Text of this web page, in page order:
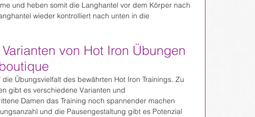
und heben somit die Langhantel vor dem Körper nach
wieder kontrolliert nach unten in die
von Hot Iron Übungen
Übungsvielfalt des bewährten Hot Iron Trainings. Zu
gibt es verschiedene Varianten und
Damen das Training noch spannender machen
und die Pausengestaltung gibt es Potenzial